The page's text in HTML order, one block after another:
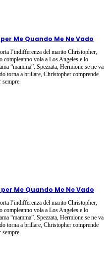
Me Quando Me Ne Vado
l’indifferenza del marito Christopher,
compleanno vola a Los Angeles e lo
“mamma”. Spezzata, Hermione se ne va
torna a brillare, Christopher comprende
sempre.
Me Quando Me Ne Vado
l’indifferenza del marito Christopher,
compleanno vola a Los Angeles e lo
“mamma”. Spezzata, Hermione se ne va
torna a brillare, Christopher comprende